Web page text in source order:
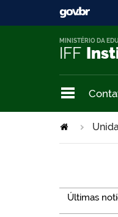
IFF
MINISTÉRIO DA
Últimas